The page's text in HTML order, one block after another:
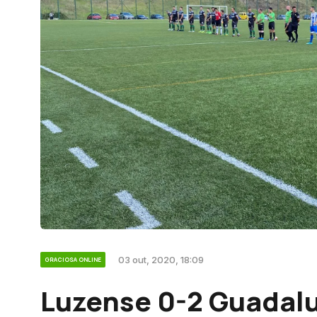
GRACIOSA ONLINE 03 out, 2020, 18:09
Luzense 0-2